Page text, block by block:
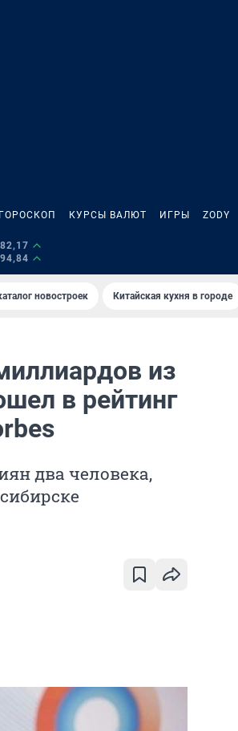
ГОРОСКОП КУРСЫ ВАЛЮТ ИГРЫ ZODY
94,84
новостроек Китайская кухня в городе
из
в рейтинг
два человека,